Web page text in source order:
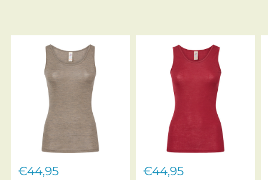
€44,95 €44,95